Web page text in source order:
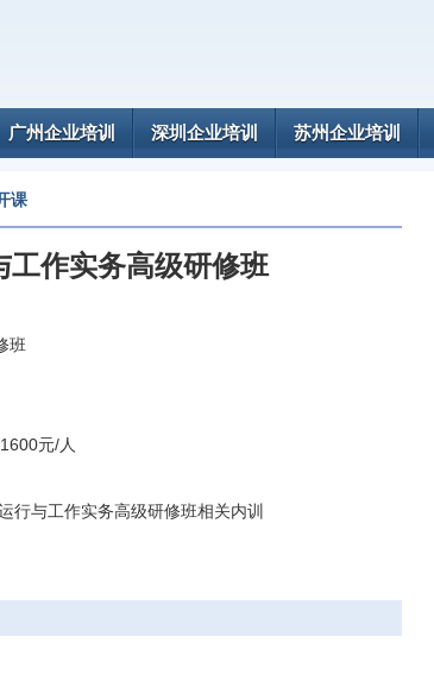
广州企业培训 深圳企业培训 苏州企业培训
课
工作实务高级研修班
班
1600元/人
行与工作实务高级研修班相关内训